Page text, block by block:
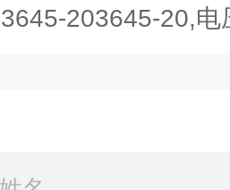
3645-203645-20,